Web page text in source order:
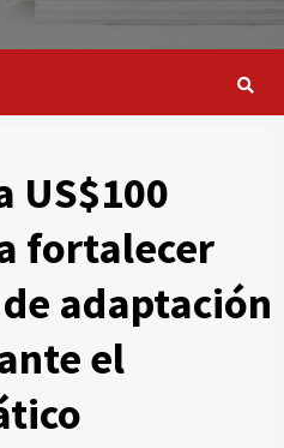
US$100
fortalecer
adaptación
el